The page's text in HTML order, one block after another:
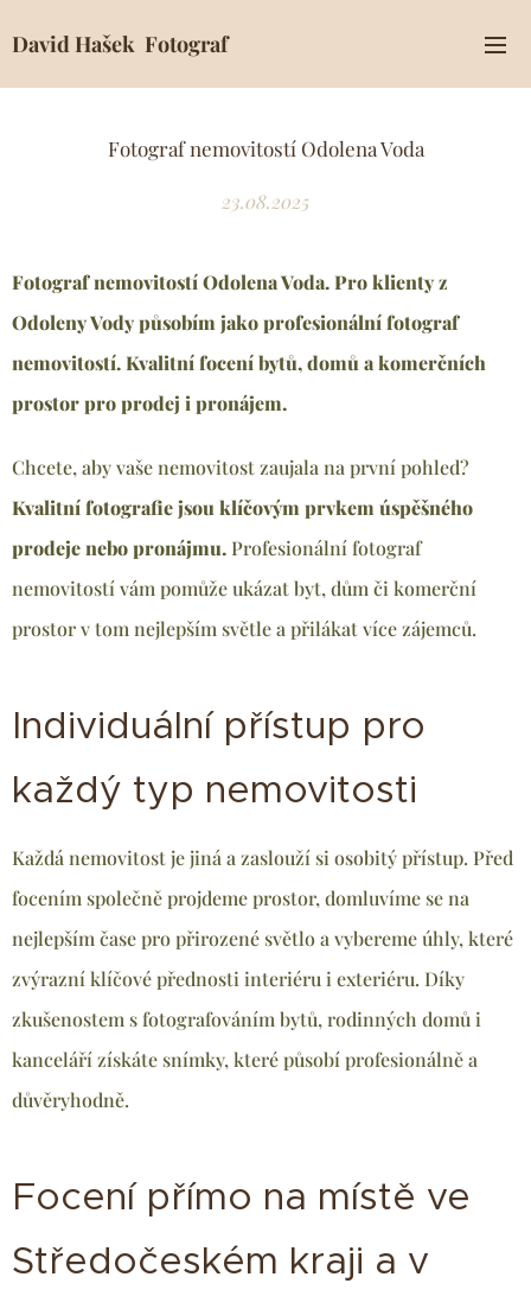
David Hašek Fotograf
Fotograf nemovitostí Odolena Voda
23.08.2025
Fotograf nemovitostí Odolena Voda. Pro klienty z
Odoleny Vodypůsobím jako profesionální fotograf
nemovitostí. Kvalitní focení bytů, domů a komerčních
prostor pro prodej i pronájem.
Chcete, aby vaše nemovitost zaujala na první pohled?
Kvalitní fotografie jsou klíčovým prvkem úspěšného
prodeje nebo pronájmu.Profesionální fotograf
nemovitostí vám pomůže ukázat byt, dům či komerční
prostor v tom nejlepším světle a přilákat více zájemců.
Individuální přístup pro
každý typ nemovitosti
Každá nemovitost je jiná a zaslouží si osobitý přístup. Před
focením společně projdeme prostor, domluvíme se na
nejlepším čase pro přirozené světlo a vybereme úhly, které
zvýrazní klíčové přednosti interiéru i exteriéru. Díky
zkušenostem s fotografováním bytů, rodinných domů i
kanceláří získáte snímky, které působí profesionálně a
důvěryhodně.
Focení přímo na místě ve
Středočeském kraji a v